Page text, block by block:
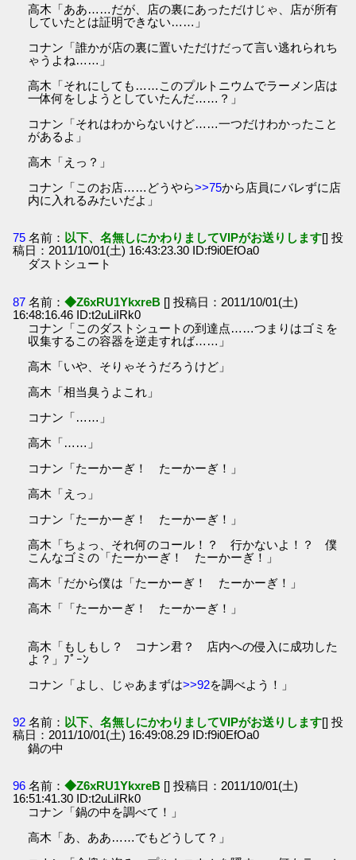
高木「ああ……だが、店の裏にあっただけじゃ、店が所有
していたとは証明できない……」
コナン「誰かが店の裏に置いただけだって言い逃れられち
ゃうよね……」
高木「それにしても……このプルトニウムでラーメン店は
一体何をしようとしていたんだ……？」
コナン「それはわからないけど……一つだけわかったこと
があるよ」
高木「えっ？」
コナン「このお店……どうやら>>75から店員にバレずに店
内に入れるみたいだよ」
75 名前： 以下、名無しにかわりましてVIPがお送りします[] 投
稿日：2011/10/01(土) 16:43:23.30 ID:f9i0EfOa0
ダストシュート
87 名前：◆Z6xRU1YkxreB [] 投稿日：2011/10/01(土)
16:48:16.46 ID:t2uLiIRk0
コナン「このダストシュートの到達点……つまりはゴミを
収集するこの容器を逆走すれば……」
高木「いや、そりゃそうだろうけど」
高木「相当臭うよこれ」
コナン「……」
高木「……」
コナン「たーかーぎ！ たーかーぎ！」
高木「えっ」
コナン「たーかーぎ！ たーかーぎ！」
高木「ちょっ、それ何のコール！？ 行かないよ！？ 僕
こんなゴミの「たーかーぎ！ たーかーぎ！」
高木「だから僕は「たーかーぎ！ たーかーぎ！」
高木「「たーかーぎ！ たーかーぎ！」
高木「もしもし？ コナン君？ 店内への侵入に成功した
よ？」ﾌﾟｰﾝ
コナン「よし、じゃあまずは>>92を調べよう！」
92 名前： 以下、名無しにかわりましてVIPがお送りします[] 投
稿日：2011/10/01(土) 16:49:08.29 ID:f9i0EfOa0
鍋の中
96 名前：◆Z6xRU1YkxreB [] 投稿日：2011/10/01(土)
16:51:41.30 ID:t2uLiIRk0
コナン「鍋の中を調べて！」
高木「あ、ああ……でもどうして？」